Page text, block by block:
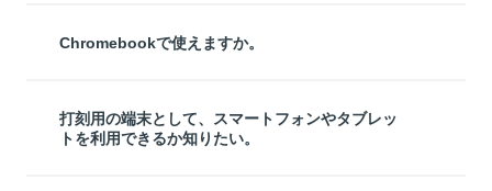
Chromebookで使えますか。
打刻用の端末として、スマートフォンやタブレッ
トを利用できるか知りたい。